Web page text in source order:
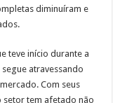
diminuíram e
teve início durante a
atravessando
Com seus
setor tem afetado não